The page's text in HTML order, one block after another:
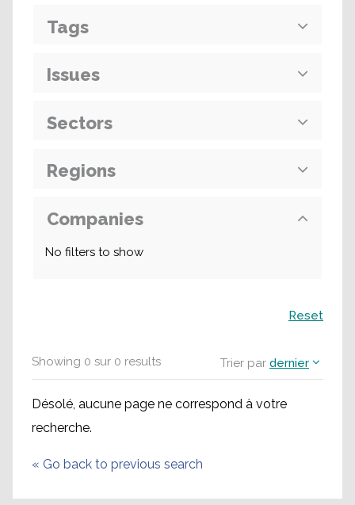
Showing 0 sur 0 results Trier par dernier
Désolé, aucune page ne correspond à votre
recherche.
« Go back to previous search
Tags
Issues
Sectors
Regions
Companies
No filters to show
Reset